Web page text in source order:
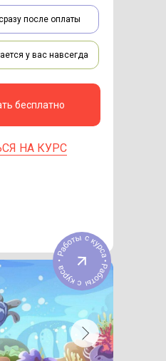
бесплатно
НА КУРС
у вас навсегда
после оплаты